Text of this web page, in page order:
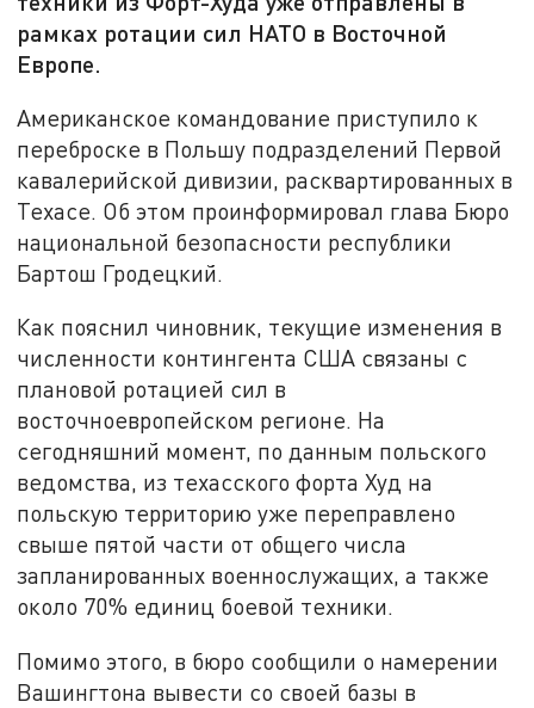
рамках ротации сил НАТО в Восточной
Европе.
Американское командование приступило к
переброске в Польшу подразделений Первой
кавалерийской дивизии, расквартированных в
Техасе. Об этом проинформировал глава Бюро
национальной безопасности республики
Бартош Гродецкий.
Как пояснил чиновник, текущие изменения в
численности контингента США связаны с
плановой ротацией сил в
восточноевропейском регионе. На
сегодняшний момент, по данным польского
ведомства, из техасского форта Худ на
польскую территорию уже переправлено
свыше пятой части от общего числа
запланированных военнослужащих, а также
около 70% единиц боевой техники.
Помимо этого, в бюро сообщили о намерении
Вашингтона вывести со своей базы в